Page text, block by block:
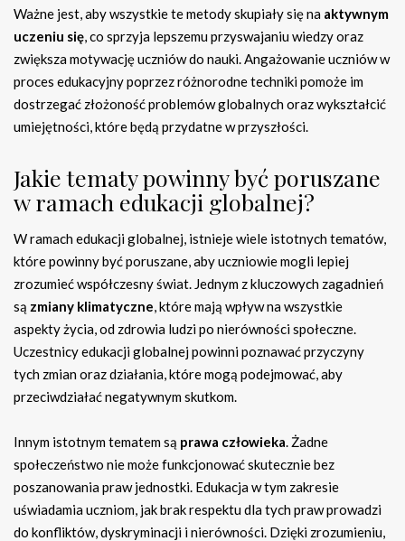
Ważne jest, aby wszystkie te metody skupiały się na aktywnym
uczeniu się, co sprzyja lepszemu przyswajaniu wiedzy oraz
zwiększa motywację uczniów do nauki. Angażowanie uczniów w
proces edukacyjny poprzez różnorodne techniki pomoże im
dostrzegać złożoność problemów globalnych oraz wykształcić
umiejętności, które będą przydatne w przyszłości.
Jakie tematy powinny być poruszane
w ramach edukacji globalnej?
W ramach edukacji globalnej, istnieje wiele istotnych tematów,
które powinny być poruszane, aby uczniowie mogli lepiej
zrozumieć współczesny świat. Jednym z kluczowych zagadnień
są zmiany klimatyczne, które mają wpływ na wszystkie
aspekty życia, od zdrowia ludzi po nierówności społeczne.
Uczestnicy edukacji globalnej powinni poznawać przyczyny
tych zmian oraz działania, które mogą podejmować, aby
przeciwdziałać negatywnym skutkom.
Innym istotnym tematem są prawa człowieka. Żadne
społeczeństwo nie może funkcjonować skutecznie bez
poszanowania praw jednostki. Edukacja w tym zakresie
uświadamia uczniom, jak brak respektu dla tych praw prowadzi
do konfliktów, dyskryminacji i nierówności. Dzięki zrozumieniu,